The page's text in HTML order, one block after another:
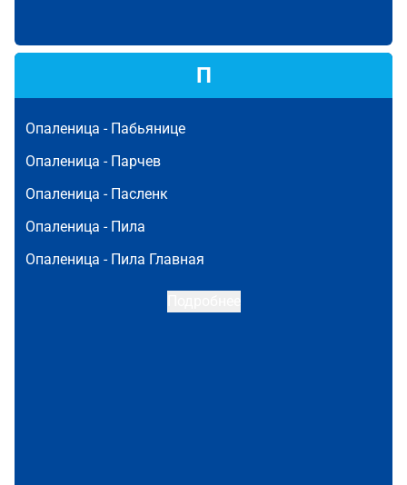
П
Опаленица - Пабьянице
Опаленица - Парчев
Опаленица - Пасленк
Опаленица - Пила
Опаленица - Пила Главная